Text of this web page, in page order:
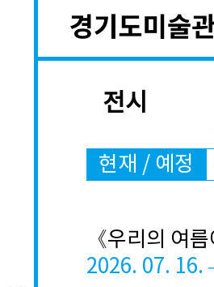
전시
현재 / 예정
《우리의 여름
2026. 07.